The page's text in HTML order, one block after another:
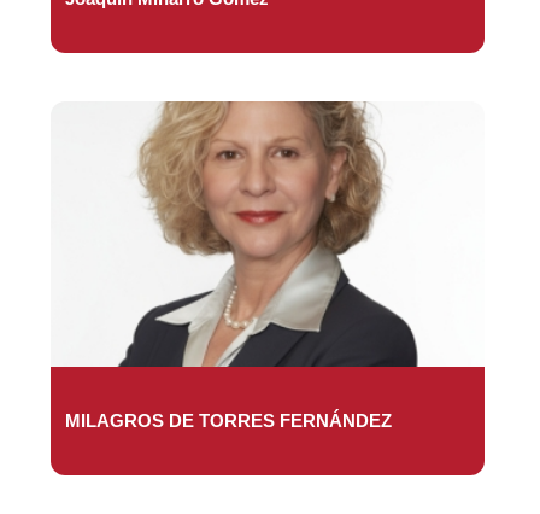
MILAGROS DE TORRES FERNÁNDEZ